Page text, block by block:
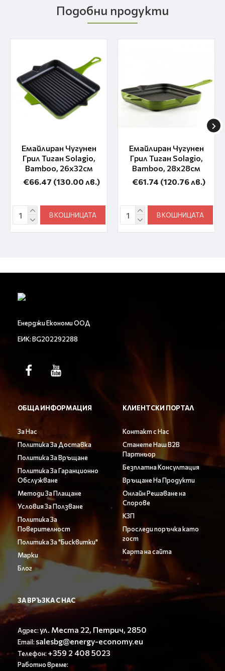
Подобни продукти
Емайлиран Чугунен
Грил Тиган Solagio,
Bamboo, 26х32см
€66.47 (130.00 лв.)
В КОШНИЦАТА
Емайлиран Чугунен
Грил Тиган Solagio,
Bamboo, 28х28см
€61.74 (120.76 лв.)
В КОШНИЦАТА
Енерджи Економи ООД
ЕИК: BG202292288
ОБЩА ИНФОРМАЦИЯ
За Нас
Политика За Доставка
Политика За Връщане
Политика За Гаранционно
Обслужване
Методи За Плащане
Условия За Ползване
Политика За
Поверителност
Политика За "Бисквитки"
Марки
Блог
КЛИЕНТСКИ ПОРТАЛ
Контакт с Нас
Станете Наш B2B
Партньор
Безплатна Консултация
Връщане На Продукти
Онлайн Решаване на
Спорове
КЗП
Проследи поръчка като
гост
Карта на сайта
ЗА ВРЪЗКА С НАС
Адрес:ул. Места 22, Петрич, 2850
Email: salesbg@energy-economy.eu
Телефон: +359 2 408 5023
Работно време: